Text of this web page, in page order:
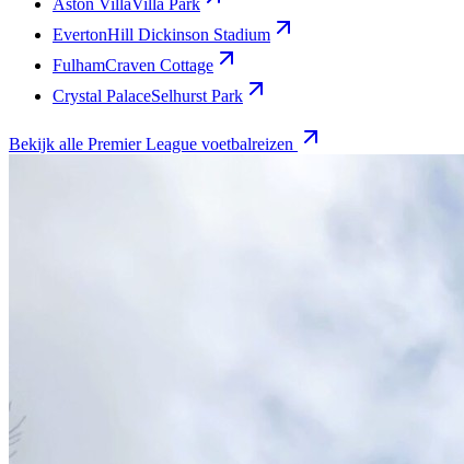
Aston VillaVilla Park
EvertonHill Dickinson Stadium
FulhamCraven Cottage
Crystal PalaceSelhurst Park
Bekijk alle Premier League voetbalreizen